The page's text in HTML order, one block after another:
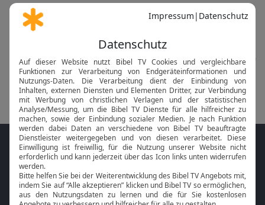
Folge MeinGottesdienst.com auf den
Sozialen Medien